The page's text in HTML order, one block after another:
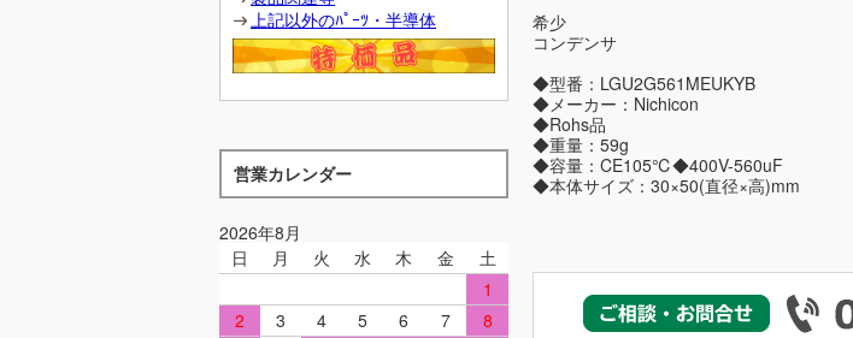
上記以外のﾊﾟｰﾂ・半導体
営業カレンダー
2026年8月
日
月 火 水 木 金
土
1
2
3 4 5 6 7
8
希少
コンデンサ
◆型番：LGU2G561MEUKYB
◆メーカー：Nichicon
◆Rohs品
◆重量：59g
◆容量：CE105℃◆400V-560uF
◆本体サイズ：30×50(直径×高)mm